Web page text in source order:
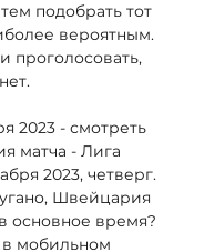
подобрать тот
вероятным.
проголосовать,
2023 - смотреть
матча - Лига
2023, четверг.
Швейцария
основное время?
мобильном